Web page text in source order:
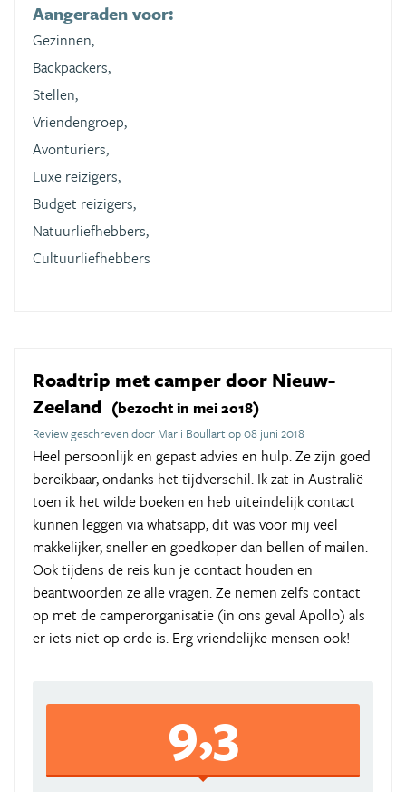
Aangeraden voor:
Gezinnen,
Backpackers,
Stellen,
Vriendengroep,
Avonturiers,
Luxe reizigers,
Budget reizigers,
Natuurliefhebbers,
Cultuurliefhebbers
Roadtrip met camper door Nieuw-
Zeeland (bezocht in mei 2018)
Review geschreven door Marli Boullart op 08 juni 2018
Heel persoonlijk en gepast advies en hulp. Ze zijn goed
bereikbaar, ondanks het tijdverschil. Ik zat in Australië
toen ik het wilde boeken en heb uiteindelijk contact
kunnen leggen via whatsapp, dit was voor mij veel
makkelijker, sneller en goedkoper dan bellen of mailen.
Ook tijdens de reis kun je contact houden en
beantwoorden ze alle vragen. Ze nemen zelfs contact
op met de camperorganisatie (in ons geval Apollo) als
er iets niet op orde is. Erg vriendelijke mensen ook!
9,3